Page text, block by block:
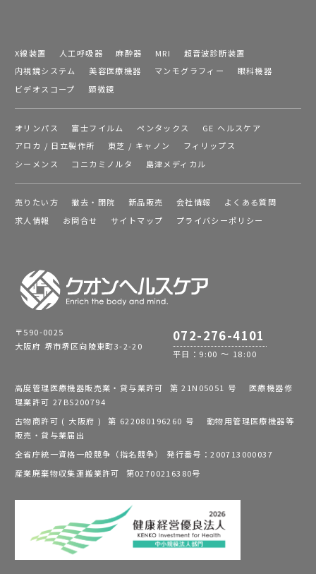
X線装置 人工呼吸器 麻酔器 MRI
超音波診断装置
内視鏡システム
美容医療機器 マンモグラフィー
眼科機器
ビデオスコープ
顕微鏡
オリンパス 富士フイルム ペンタックス
GE ヘルスケア
アロカ / 日立製作所
東芝 / キャノン
フィリップス
シーメンス
コニカミノルタ 島津メディカル
売りたい方 撤去・閉院 新品販売 会社情報
よくある質問
求人情報
お問合せ サイトマップ プライバシーポリシー
〒590-0025
大阪府 堺市堺区向陵東町3-2-20
072-276-4101
平日：9:00 ～ 18:00
高度管理医療機器販売業・貸与業許可 第 21N05051 号 医療機器修
理業許可 27BS200794
古物商許可 ( 大阪府 ) 第 622080196260 号 動物用管理医療機器等
販売・貸与業届出
全省庁統一資格一般競争（指名競争） 発行番号：200713000037
産業廃棄物収集運搬業許可 第02700216380号